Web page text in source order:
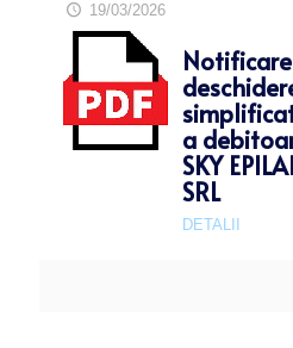
19/03/2026
a
SKY
SRL
DETALII